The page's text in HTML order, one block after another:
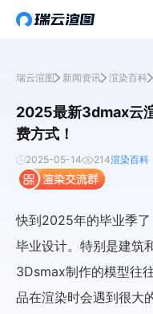
瑞云渲图 新闻资讯 渲染百科
2025最新3dmax云
费方式！
2025-05-14 214渲染百科
快到2025年的毕业季
毕业设计。特别是建筑
3Dsmax制作的模型往
品在渲染时会遇到很大